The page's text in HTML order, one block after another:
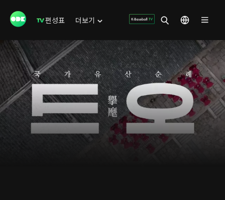
편성표 더보기